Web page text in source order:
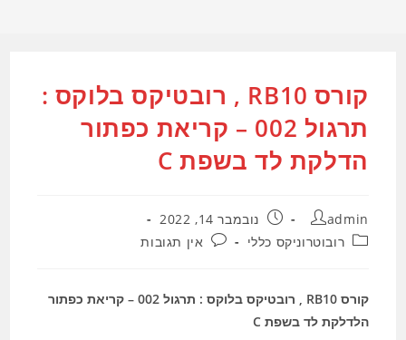
קורס RB10 , רובטיקס בלוקס :
תרגול 002 – קריאת כפתור
הדלקת לד בשפת C
מחבר:
admin פורסם:נובמבר 14, 2022
קטגוריה:רובוטרוניקס כללי תגובות:אין תגובות
קורס RB10 , רובטיקס בלוקס : תרגול 002 – קריאת כפתור
הלדלקת לד בשפת C